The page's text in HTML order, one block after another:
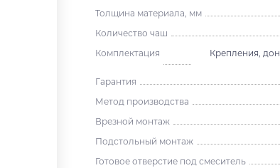
Толщина материала, мм
Количество чаш
Комплектация
Крепления,
Гарантия
Метод производства
Врезной монтаж
Подстольный монтаж
Готовое отверстие под смеситель